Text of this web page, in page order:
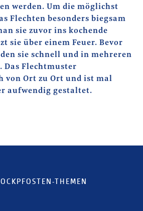
werden. Um die möglichst
Flechten besonders biegsam
sie zuvor ins kochende
sie über einem Feuer. Bevor
sie schnell und in mehreren
Das Flechtmuster
von Ort zu Ort und ist mal
aufwendig gestaltet.
THEMEN